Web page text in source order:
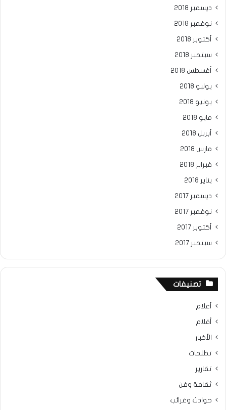
ديسمبر 2018
نوفمبر 2018
أكتوبر 2018
سبتمبر 2018
أغسطس 2018
يوليو 2018
يونيو 2018
مايو 2018
أبريل 2018
مارس 2018
فبراير 2018
يناير 2018
ديسمبر 2017
نوفمبر 2017
أكتوبر 2017
سبتمبر 2017
تصنيفات
أعلام
أقلام
الأخبار
تظلمات
تقارير
ثقافة وفن
حوادث وغرائب